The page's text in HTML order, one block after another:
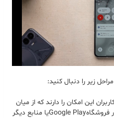
زیر را دنبال کنید:
این امکان را دارند که از میان
فروشگاهGoogle Playیا منابع دیگر